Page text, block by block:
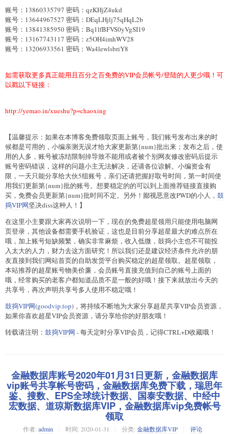
账号：13860335797 密码：qzKHjZ4ukd
账号：13644967527 密码：DEqLHjlj75qHqL2b
账号：13841385950 密码：Bq1lfBFVS0yVgSI19
账号：13167743117 密码：z5OH4imhWV28
账号：13206933561 密码：Wa4lewlsbriY8
如需获取更多真正能用且百分之百免费的VIP会员帐号/登陆的人更少哦！可
以戳以下链接：
http://yemao.in/xueshu?p=chaoxing
【温馨提示：如果在本博客免费领取页面上账号，我们账号发布出来的时
候都是可用的，小编亲测无误才给大家更新第{num}批出来；发布之后，使
用的人多，账号被冻结限制掉导致不能用或者被个别网友修改密码后提示
账号密码错误，这样的问题小主无法解决，还请各位谅解。小编资金有
限，一天只能分享给大伙5组账号，亲们还请把握好取号时间，第一时间使
用我们更新第{num}批的账号。想要稳定的的可以到上面推荐链接直接购
买，免费会员更新第{num}批时间不定。另外！鄙视恶意改PWD的小人， 鼓
捣VIP网坚决diss这种人！】
在这里小主要跟大家再次说明一下，现在的免费超星领用只能使用电脑网
页登录，其他设备都需要手机验证，这也是目前分享超星最大的难点所在
哦，加上账号短缺频繁，确实非常麻烦，收入低微，鼓捣小主也不可能投
入太大的人力，财力去这方面研究！所以我们还是建议经济条件允许的朋
友直接到我们网站首页的自助发货平台购买稳定的超星领取。超星领取，
本站推荐的超星账号物美价廉，会员账号直接充值到自己的账号上面的
哦，经常购买的老客户都知道品质不是一般的好哦！接下来就放出今天的
共享号，再次声明共享号多人使用不稳定哦！
鼓捣VIP网(goodvip.top)，将持续不断地为大家分享超星共享VIP会员资源，
如果你喜欢超星VIP会员资源，请分享给你的好朋友哦！
转载请注明： 鼓捣VIP网 - 每天定时分享VIP会员，记得CTRL+D收藏哦！
金融数据库账号2020年01月31日更新，金融数据库
vip账号共享帐号密码，金融数据库免费下载，瑞思年
鉴、搜数、EPS全球统计数据、国泰安数据、中经中
宏数据、道琼斯数据库VIP，金融数据库vip免费帐号
领取
作者: admin 时间: 2020-01-31 分类: 金融数据库VIP 评论